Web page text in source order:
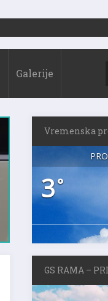
Galerije
Vremenska
3°
GS RAMA –